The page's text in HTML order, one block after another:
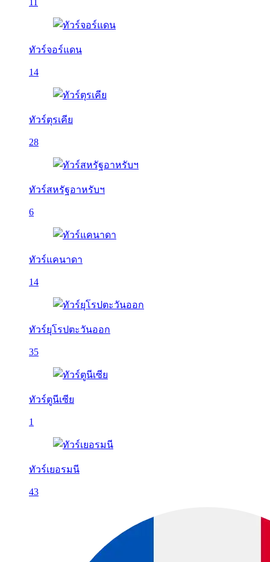
11
ทัวร์จอร์แดน
14
ทัวร์ตุรเคีย
28
ทัวร์สหรัฐอาหรับฯ
6
ทัวร์แคนาดา
14
ทัวร์ยุโรปตะวันออก
35
ทัวร์ตูนีเซีย
1
ทัวร์เยอรมนี
43